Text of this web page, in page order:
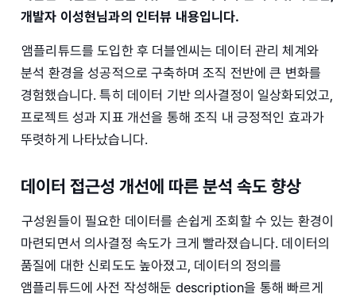
개발자 이성현님과의 인터뷰 내용입니다.
앰플리튜드를 도입한 후 더블엔씨는 데이터 관리 체계와
분석 환경을 성공적으로 구축하며 조직 전반에 큰 변화를
경험했습니다. 특히 데이터 기반 의사결정이 일상화되었고,
프로젝트 성과 지표 개선을 통해 조직 내 긍정적인 효과가
뚜렷하게 나타났습니다.
데이터 접근성 개선에 따른 분석 속도 향상
구성원들이 필요한 데이터를 손쉽게 조회할 수 있는 환경이
마련되면서 의사결정 속도가 크게 빨라졌습니다. 데이터의
품질에 대한 신뢰도도 높아졌고, 데이터의 정의를
앰플리튜드에 사전 작성해둔 description을 통해 빠르게